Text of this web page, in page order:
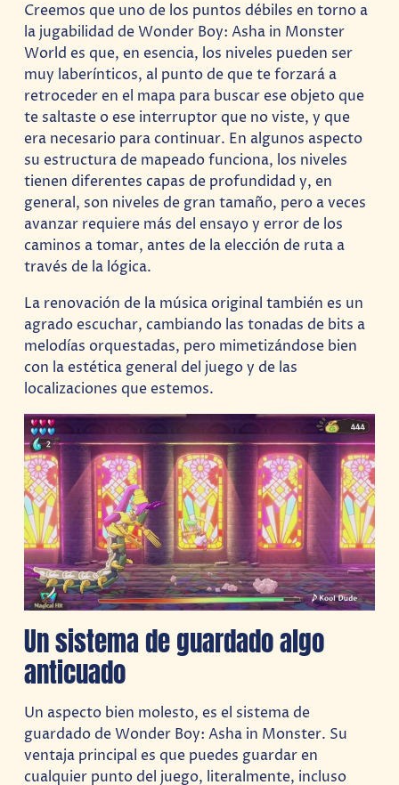
Creemos que uno de los puntos débiles en torno a
la jugabilidad de Wonder Boy: Asha in Monster
World es que, en esencia, los niveles pueden ser
muy laberínticos, al punto de que te forzará a
retroceder en el mapa para buscar ese objeto que
te saltaste o ese interruptor que no viste, y que
era necesario para continuar. En algunos aspecto
su estructura de mapeado funciona, los niveles
tienen diferentes capas de profundidad y, en
general, son niveles de gran tamaño, pero a veces
avanzar requiere más del ensayo y error de los
caminos a tomar, antes de la elección de ruta a
través de la lógica.
La renovación de la música original también es un
agrado escuchar, cambiando las tonadas de bits a
melodías orquestadas, pero mimetizándose bien
con la estética general del juego y de las
localizaciones que estemos.
Un sistema de guardado algo
anticuado
Un aspecto bien molesto, es el sistema de
guardado de Wonder Boy: Asha in Monster. Su
ventaja principal es que puedes guardar en
cualquier punto del juego, literalmente, incluso